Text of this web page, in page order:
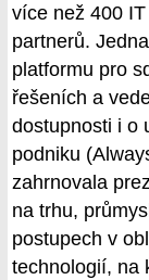
více než 400
partnerů.
platformu pro
řešeních a
dostupnosti i o
podniku
zahrnovala
na trhu,
postupech v
technologií, na